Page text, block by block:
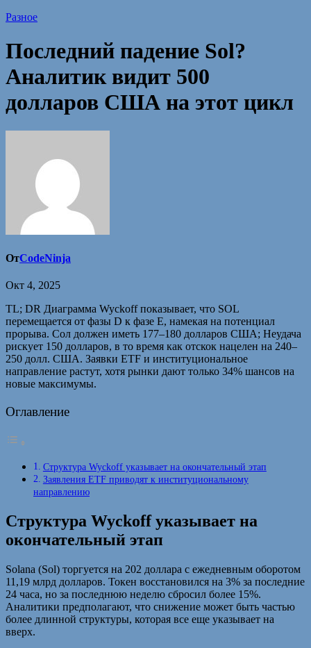
Разное
Последний падение Sol?
Аналитик видит 500
долларов США на этот цикл
ОтCodeNinja
Окт 4, 2025
TL; DR Диаграмма Wyckoff показывает, что SOL
перемещается от фазы D к фазе E, намекая на потенциал
прорыва. Сол должен иметь 177–180 долларов США; Неудача
рискует 150 долларов, в то время как отскок нацелен на 240–
250 долл. США. Заявки ETF и институциональное
направление растут, хотя рынки дают только 34% шансов на
новые максимумы.
Оглавление
Структура Wyckoff указывает на окончательный этап
Заявления ETF приводят к институциональному
направлению
Структура Wyckoff указывает на
окончательный этап
Solana (Sol) торгуется на 202 доллара с ежедневным оборотом
11,19 млрд долларов. Токен восстановился на 3% за последние
24 часа, но за последнюю неделю сбросил более 15%.
Аналитики предполагают, что снижение может быть частью
более длинной структуры, которая все еще указывает на
вверх.